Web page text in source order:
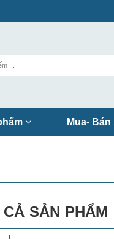
Mua-
SẢN PHẨM